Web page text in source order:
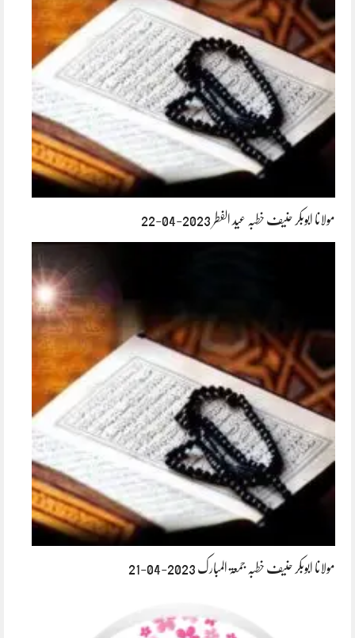
مولانا ابوبکر حنیف خطبہ عید الفطر 2023-04-22
مولانا ابوبکر حنیف خطبہ جمعۃ المبارک 2023-04-21